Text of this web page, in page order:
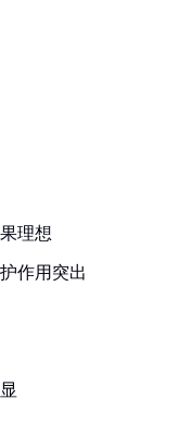
理想
作用突出